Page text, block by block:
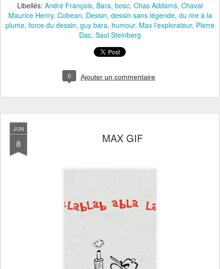
Libellés: André François Bara bosc Chas Addams Chaval
Maurice Henry Cobean Dessin dessin sans légende du rire à la
plume force du dessin guy bara humour Max l'explorateur Pierre
Dac Saul Steinberg
0 Ajouter un commentaire
JUN
8 MAX GIF